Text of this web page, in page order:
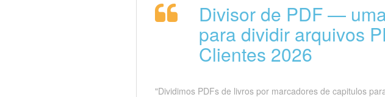
Divisor de PDF —
para dividir arquivos
Clientes 2026
"Dividimos PDFs de livros por marcadores de capitulos